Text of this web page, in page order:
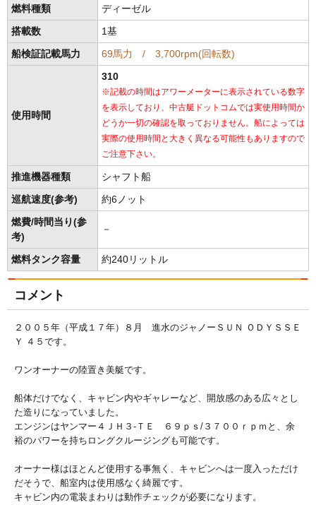
燃料種類 ディーゼル
搭載数 1基
船検証記載馬力 69馬力 / 3,700rpm(回転数)
使用時間
310
※記載の時間はアワーメーターに表示されている数字
を表示しており、中古艇ドットコムでは実使用時間か
どうか一切の確認を取っておりません。船によっては
実際の使用時間と大きく異なる可能性もありますので
ご注意下さい。
推進機器種類 シャフト船
巡航速度(参考) 約6ノット
燃費/時間当り(参
考)
－
燃料タンク容量 約240リットル
コメント
２００５年（平成１７年）８月 進水のジャノーＳＵＮ ＯＤＹＳＳＥ
Ｙ ４５です。
ワンオーナーの陸置き美艇です。
船体だけでなく、キャビン内やギャレーなど、開放感のある広々とし
た造りになっていました。
エンジンはヤンマー４ＪＨ３-ＴＥ ６９ｐｓ/３７００ｒｐｍと、余
裕のパワーを持ちロングクルージングも可能です。
オーナー様はほとんど使用する事無く、キャビンへは一度入っただけ
だそうで、船室内は使用感なく綺麗です。
キャビン内の電装まわりは動作チェックが必要になります。